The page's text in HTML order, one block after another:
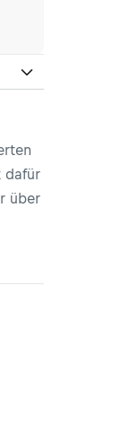
dafür
über